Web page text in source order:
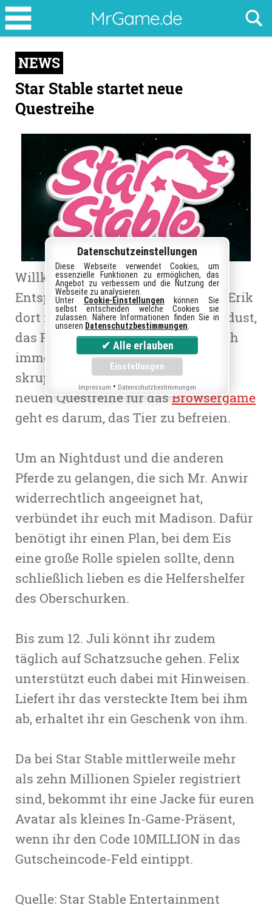
MrGame.de
Star
Stable
startet
neue
Questreihe
NEWS
Star Stable startet neue
Questreihe
Willkommen in Jorvik City! Doch
Entspannung haben Madison und Erik
dort nicht zu erwarten, denn Nightdust,
das Pony von Madison, befindet sich
immer noch in der Gewalt des
skrupulösen Herrn Anwir. In einer
neuen Questreihe für dasBrowsergame
geht es darum, das Tier zu befreien.
Um an Nightdust und die anderen
Pferde zu gelangen, die sich Mr. Anwir
widerrechtlich angeeignet hat,
verbündet ihr euch mit Madison. Dafür
benötigt ihr einen Plan, bei dem Eis
eine große Rolle spielen sollte, denn
schließlich lieben es die Helfershelfer
des Oberschurken.
Bis zum 12. Juli könnt ihr zudem
täglich auf Schatzsuche gehen. Felix
unterstützt euch dabei mit Hinweisen.
Liefert ihr das versteckte Item bei ihm
ab, erhaltet ihr ein Geschenk von ihm.
Da bei Star Stable mittlerweile mehr
als zehn Millionen Spieler registriert
sind, bekommt ihr eine Jacke für euren
Avatar als kleines In-Game-Präsent,
wenn ihr den Code 10MILLION in das
Gutscheincode-Feld eintippt.
Quelle: Star Stable Entertainment
Datenschutzeinstellungen
Diese Webseite verwendet Cookies, um
essenzielle Funktionen zu ermöglichen, das
Angebot zu verbessern und die Nutzung der
Webseite zu analysieren.
Unter Cookie-Einstellungen können Sie
selbst entscheiden welche Cookies sie
zulassen. Nähere Informationen finden Sie in
unseren Datenschutzbestimmungen
Impressum • Datenschutzbestimmungen